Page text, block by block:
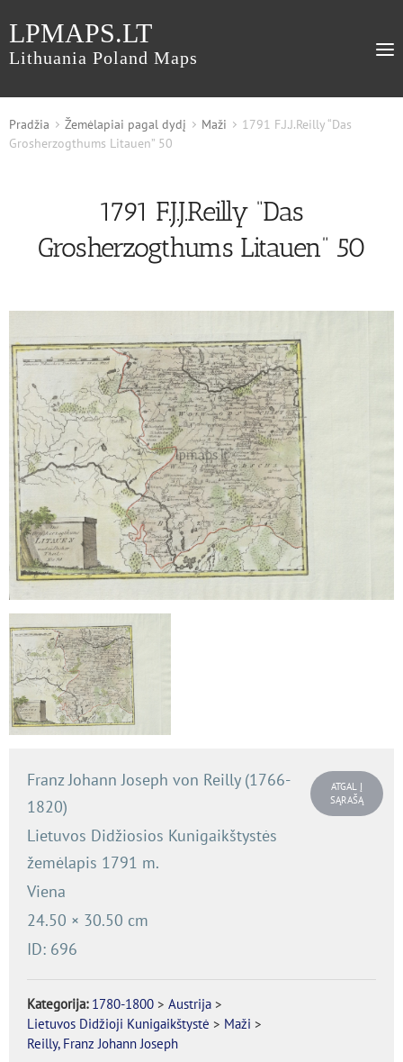
LPMAPS.LT
Lithuania Poland Maps
Pradžia Žemėlapiai pagal dydį Maži
1791 F.J.J.Reilly “Das
Grosherzogthums Litauen” 50
1791 F.J.J.Reilly “Das
Grosherzogthums Litauen” 50
Franz Johann Joseph von Reilly (1766-
1820)
Lietuvos Didžiosios Kunigaikštystės
žemėlapis 1791 m.
Viena
24.50 × 30.50 cm
ID: 696
ATGAL Į
SĄRAŠĄ
Kategorija: 1780-1800 > Austrija >
Lietuvos Didžioji Kunigaikštystė > Maži >
Reilly, Franz Johann Joseph